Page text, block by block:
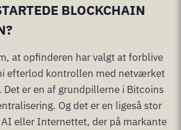
BLOCKCHAIN
at opfinderen har valgt at forblive
efterlod kontrollen med netværket
er en af grundpillerne i Bitcoins
Og det er en ligeså stor
eller Internettet, der på markante